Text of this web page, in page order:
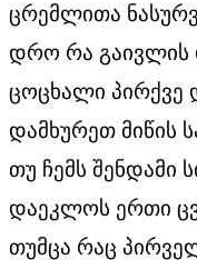
ცრემლითა
დრო რა გაივლის
ცოცხალი პირქვე
დამხურეთ მიწის
თუ ჩემს შენდამი
დაეკლოს ერთი
თუმცა რაც